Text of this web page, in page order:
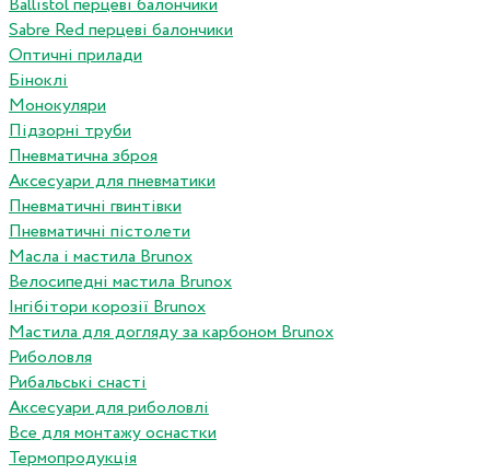
Ballistol перцеві балончики
Sabre Red перцеві балончики
Оптичні прилади
Біноклі
Монокуляри
Підзорні труби
Пневматична зброя
Аксесуари для пневматики
Пневматичні гвинтівки
Пневматичні пістолети
Масла і мастила Brunox
Велосипедні мастила Brunox
Інгібітори корозії Brunox
Мастила для догляду за карбоном Brunox
Риболовля
Рибальські снасті
Аксесуари для риболовлі
Все для монтажу оснастки
Термопродукція